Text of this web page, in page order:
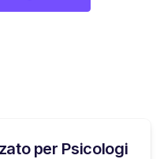
per Psicologi